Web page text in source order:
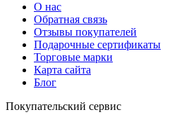
О нас
Обратная связь
Отзывы покупателей
Подарочные сертификаты
Торговые марки
Карта сайта
Блог
Покупательский сервис